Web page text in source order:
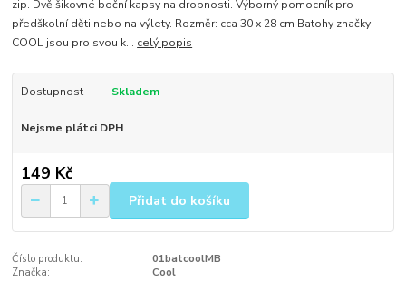
zip. Dvě šikovné boční kapsy na drobnosti. Výborný pomocník pro
předškolní děti nebo na výlety. Rozměr: cca 30 x 28 cm Batohy značky
COOL jsou pro svou k... celý popis
Dostupnost Skladem
Nejsme plátci DPH
149 Kč
Přidat do košíku
Číslo produktu:
01batcoolMB
Značka:
Cool